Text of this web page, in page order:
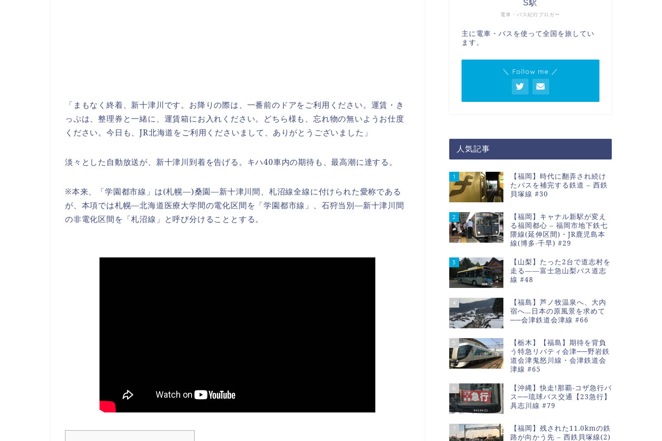
「まもなく終着、新十津川です。お降りの際は、一番前のドアをご利用ください。運賃・き
っぷは、整理券と一緒に、運賃箱にお入れください。どちら様も、忘れ物の無いようお仕度
ください。今日も、JR北海道をご利用くださいまして、ありがとうございました」
淡々とした自動放送が、新十津川到着を告げる。キハ40車内の期待も、最高潮に達する。
※本来、「学園都市線」は(札幌―)桑園―新十津川間、札沼線全線に付けられた愛称である
が、本項では札幌―北海道医療大学間の電化区間を「学園都市線」、石狩当別―新十津川間
の非電化区間を「札沼線」と呼び分けることとする。
電車・バス紀行ブロガー
S駅
主に電車・バスを使って全国を旅してい
ます。
＼ Follow me ／
人気記事
1
【福岡】時代に翻弄され続け
たバスを補完する鉄道 – 西鉄
貝塚線 #30
2
【福岡】キャナル新駅が変え
る福岡都心 – 福岡市地下鉄七
隈線(延伸区間)・JR鹿児島本
線(博多-千早) #29
3
【山梨】たった2台で道志村を
走る――富士急山梨バス道志
線 #48
4
【福島】芦ノ牧温泉へ、大内
宿へ…日本の原風景を求めて
──会津鉄道会津線 #66
5
【栃木】【福島】期待を背負
う特急リバティ会津──野岩鉄
道会津鬼怒川線・会津鉄道会
津線 #65
6
【沖縄】快走!那覇-コザ急行バ
ス──琉球バス交通【23急行】
具志川線 #79
7
【福岡】残された11.0kmの鉄
路が向かう先 – 西鉄貝塚線(2)